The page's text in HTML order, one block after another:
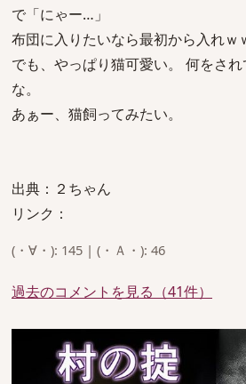
で「にゃー…」
布団に入りたいなら最初から入れｗ
でも、やっぱり猫可愛い。 何をさ
な。
あぁー、猫飼ってみたい。
出典：２ちゃん
リンク：
(・∀・): 145 | (・Ａ・): 46
過去のコメントを見る（41件）